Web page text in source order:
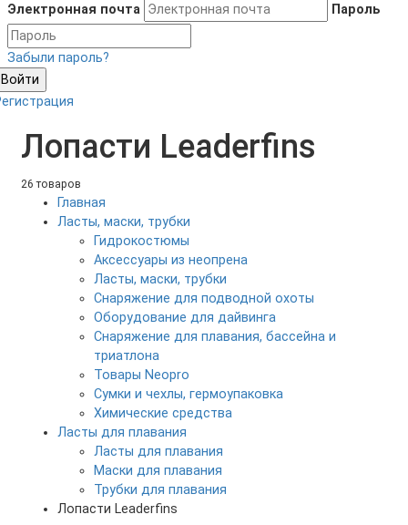
Электронная почта
Пароль
Забыли пароль?
Войти
Лопасти Leaderfins
26 товаров
Главная
Ласты, маски, трубки
Гидрокостюмы
Аксессуары из неопрена
Ласты, маски, трубки
Снаряжение для подводной охоты
Оборудование для дайвинга
Снаряжение для плавания, бассейна и
триатлона
Товары Neopro
Сумки и чехлы, гермоупаковка
Химические средства
Ласты для плавания
Ласты для плавания
Маски для плавания
Трубки для плавания
Лопасти Leaderfins